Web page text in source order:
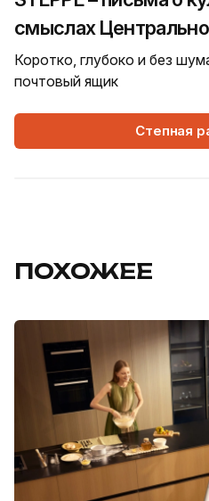
смыслах
Коротко, глубоко и без
почтовый ящик
Степная
ПОХОЖЕЕ